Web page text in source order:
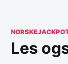
Les